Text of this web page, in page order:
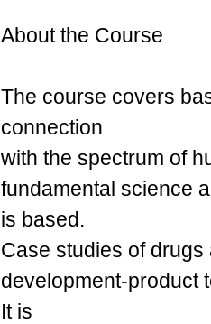
About the Course
The course covers
connection
with the spectrum of
fundamental science
is based.
Case studies of
development-product
It is